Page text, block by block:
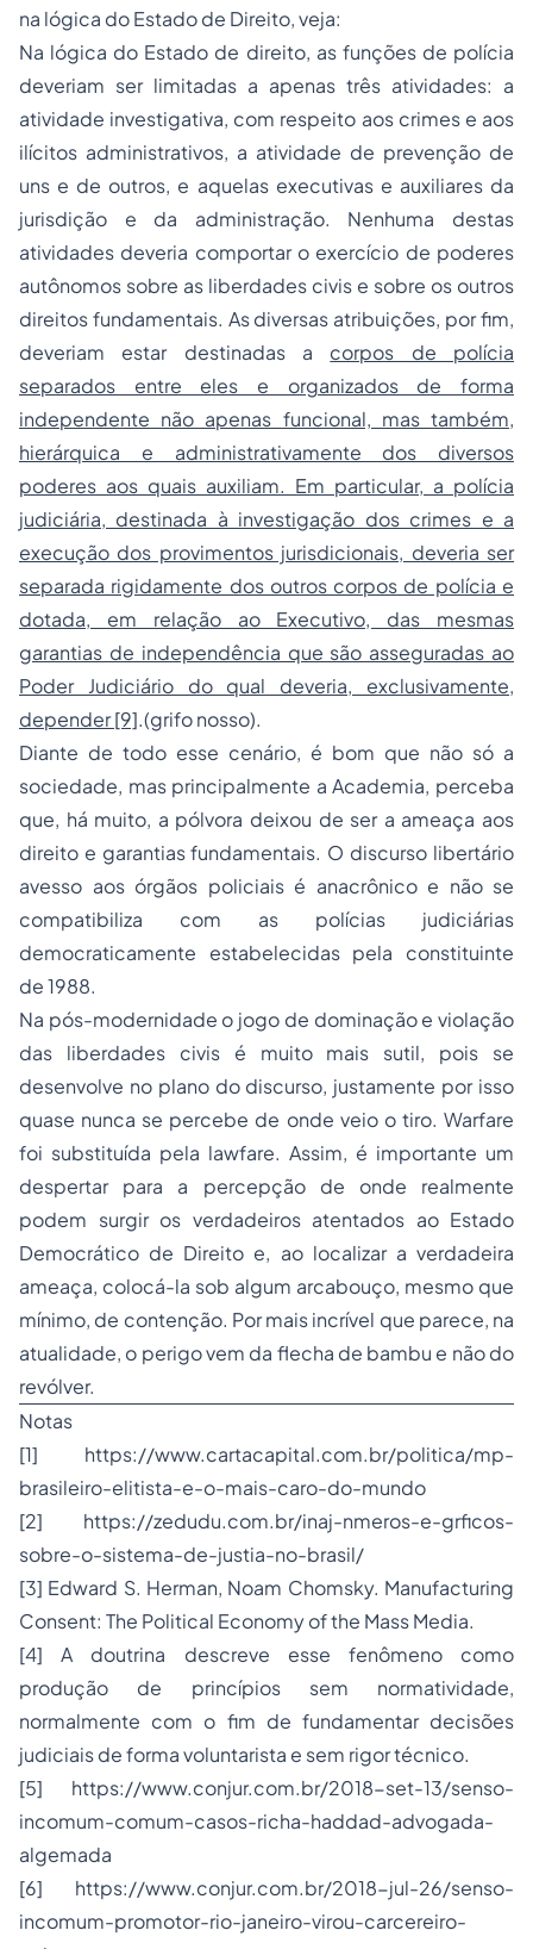
na lógica do Estado de Direito, veja:
Na lógica do Estado de direito, as funções de polícia
deveriam ser limitadas a apenas três atividades: a
atividade investigativa, com respeito aos crimes e aos
ilícitos administrativos, a atividade de prevenção de
uns e de outros, e aquelas executivas e auxiliares da
jurisdição e da administração. Nenhuma destas
atividades deveria comportar o exercício de poderes
autônomos sobre as liberdades civis e sobre os outros
direitos fundamentais. As diversas atribuições, por fim,
deveriam estar destinadas a corpos de polícia
separados entre eles e organizados de forma
independente não apenas funcional, mas também,
hierárquica e administrativamente dos diversos
poderes aos quais auxiliam. Em particular, a polícia
judiciária, destinada à investigação dos crimes e a
execução dos provimentos jurisdicionais, deveria ser
separada rigidamente dos outros corpos de polícia e
dotada, em relação ao Executivo, das mesmas
garantias de independência que são asseguradas ao
Poder Judiciário do qual deveria, exclusivamente,
depender[9].(grifo nosso).
Diante de todo esse cenário, é bom que não só a
sociedade, mas principalmente a Academia, perceba
que, há muito, a pólvora deixou de ser a ameaça aos
direito e garantias fundamentais. O discurso libertário
avesso aos órgãos policiais é anacrônico e não se
compatibiliza com as polícias judiciárias
democraticamente estabelecidas pela constituinte
de 1988.
Na pós-modernidade o jogo de dominação e violação
das liberdades civis é muito mais sutil, pois se
desenvolve no plano do discurso, justamente por isso
quase nunca se percebe de onde veio o tiro. Warfare
foi substituída pela lawfare. Assim, é importante um
despertar para a percepção de onde realmente
podem surgir os verdadeiros atentados ao Estado
Democrático de Direito e, ao localizar a verdadeira
ameaça, colocá-la sob algum arcabouço, mesmo que
mínimo, de contenção. Por mais incrível que parece, na
atualidade, o perigo vem da flecha de bambu e não do
revólver.
Notas
[1] https://www.cartacapital.com.br/politica/mp-
brasileiro-elitista-e-o-mais-caro-do-mundo
[2] https://zedudu.com.br/inaj-nmeros-e-grficos-
sobre-o-sistema-de-justia-no-brasil/
[3] Edward S. Herman, Noam Chomsky. Manufacturing
Consent: The Political Economy of the Mass Media.
[4] A doutrina descreve esse fenômeno como
produção de princípios sem normatividade,
normalmente com o fim de fundamentar decisões
judiciais de forma voluntarista e sem rigor técnico.
[5] https://www.conjur.com.br/2018-set-13/senso-
incomum-comum-casos-richa-haddad-advogada-
algemada
[6] https://www.conjur.com.br/2018-jul-26/senso-
incomum-promotor-rio-janeiro-virou-carcereiro-